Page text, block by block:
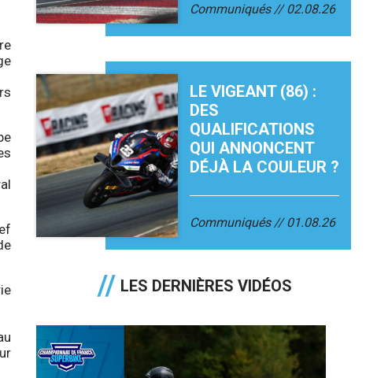
Communiqués 02.08.26
LE VIGEANT (86) :
DES
QUALIFICATIONS
QUI ANNONCENT
DÉJÀ LA COULEUR ?
Communiqués 01.08.26
LES DERNIÈRES VIDÉOS